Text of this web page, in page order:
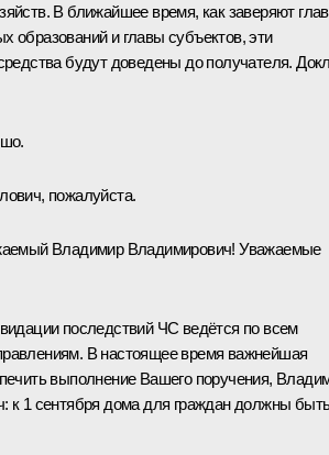
В ближайшее время, как заверяют
образований и главы субъектов, эти
будут доведены до получателя.
пожалуйста.
Владимир Владимирович! Уважаемые
последствий ЧС ведётся по всем
В настоящее время важнейшая
выполнение Вашего поручения,
к 1 сентября дома для граждан должны